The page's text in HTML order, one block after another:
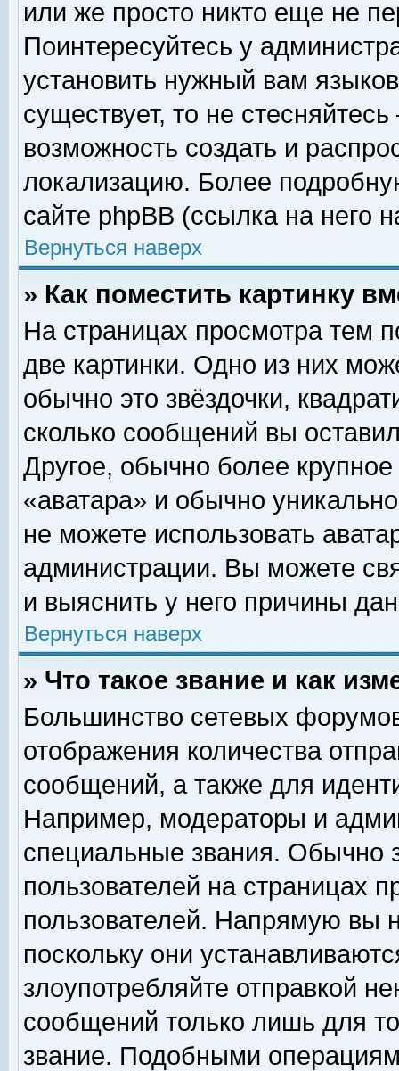
или же просто никто еще не
Поинтересуйтесь у
установить нужный вам
существует, то не
возможность создать и
локализацию. Более
сайте phpBB (ссылка на него
Вернуться наверх
» Как поместить картинку
На страницах просмотра тем
две картинки. Одно из них
обычно это звёздочки,
сколько сообщений вы
Другое, обычно более
«аватара» и обычно
не можете использовать
администрации. Вы можете
и выяснить у него причины
Вернуться наверх
» Что такое звание и как
Большинство сетевых
отображения количества
сообщений, а также для
Например, модераторы и
специальные звания. Обычно
пользователей на страницах
пользователей. Напрямую вы
поскольку они
злоупотребляйте отправкой
сообщений только лишь для
звание. Подобными